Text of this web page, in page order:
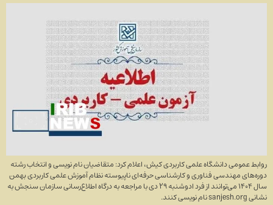
روابط عمومی دانشگاه علمی کاربردی کیش، اعلام کرد: متقاضیان نام نویسی و انتخاب رشته
دوره‌های مهندسی فناوری و کارشناسی حرفه‌ای ناپیوسته نظام آموزش علمی کاربردی بهمن
سال ۱۴۰۴ می‌توانند از فرد ادوشنبه ۲۹ دی با مراجعه به درگاه اطلاع‌رسانی سازمان سنجش به
نشانی sanjesh.org نام نویسی کنند.